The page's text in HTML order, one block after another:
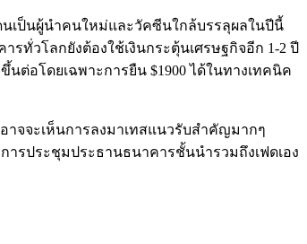
นเป็นผู้นำคนใหม่และวัคซีนใกล้บรรลุผลในปีนี้
รทั่วโลกยังต้องใช้เงินกระตุ้นเศรษฐกิจอีก 1-2 ปี
ต่อโดยเฉพาะการยืน $1900 ได้ในทางเทคนิค
าจจะเห็นการลงมาเทสแนวรับสำคัญมากๆ
รประชุมประธานธนาคารชั้นนำรวมถึงเฟดเอง